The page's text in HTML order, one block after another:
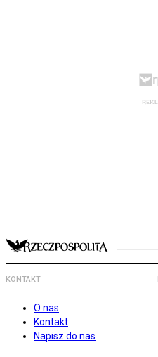
KONTAKT
O nas
Kontakt
Napisz do nas